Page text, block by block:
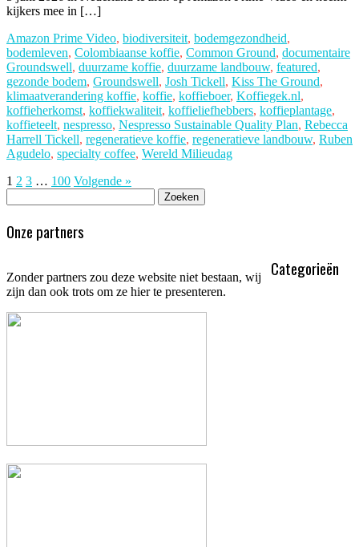
kijkers mee in […]
Amazon Prime Video, biodiversiteit, bodemgezondheid,
bodemleven, Colombiaanse koffie, Common Ground, documentaire
Groundswell, duurzame koffie, duurzame landbouw, featured,
gezonde bodem, Groundswell, Josh Tickell, Kiss The Ground,
klimaatverandering koffie, koffie, koffieboer, Koffiegek.nl,
koffieherkomst, koffiekwaliteit, koffieliefhebbers, koffieplantage,
koffieteelt, nespresso, Nespresso Sustainable Quality Plan, Rebecca
Harrell Tickell, regeneratieve koffie, regeneratieve landbouw, Ruben
Agudelo, specialty coffee, Wereld Milieudag
1 2 3 … 100 Volgende »
naar:
Onze partners
Zonder partners zou deze website niet bestaan, wij
zijn dan ook trots om ze hier te presenteren.
Categorieën